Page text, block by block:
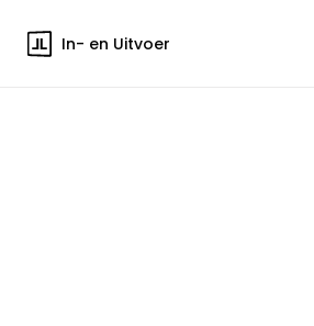
In- en Uitvoer